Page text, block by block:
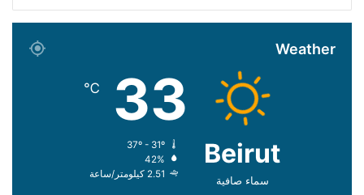
Weather
Beirut
سماء صافية
33
℃
42%
2.51 كيلومتر/ساعة